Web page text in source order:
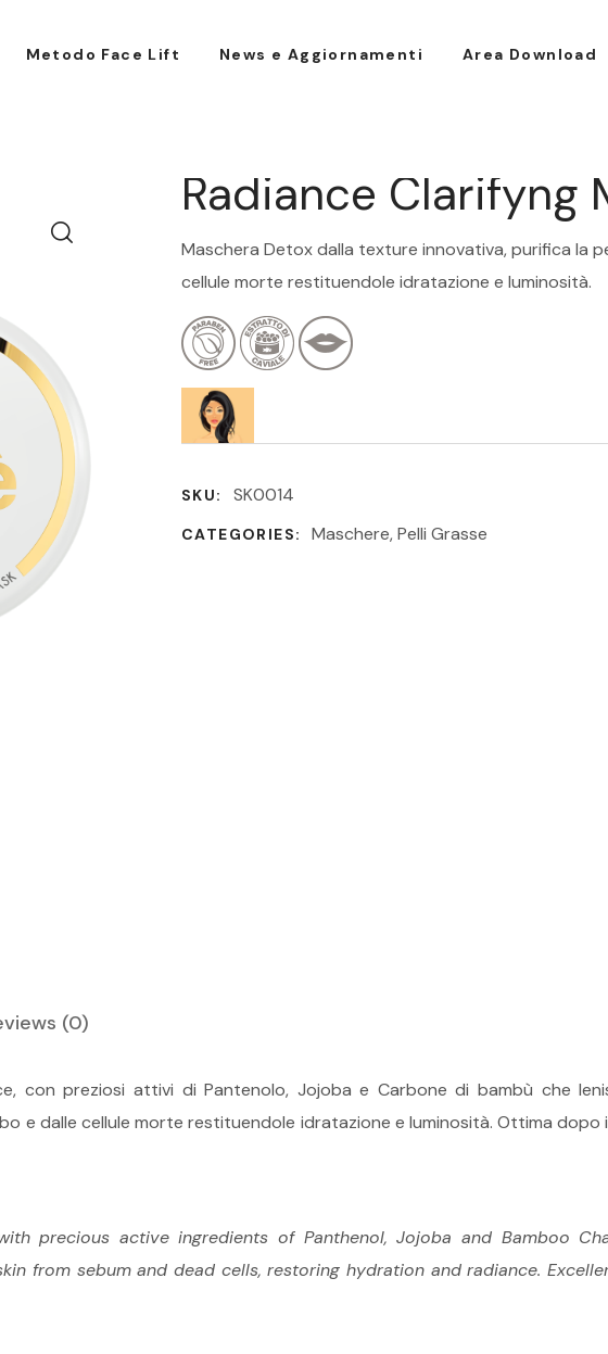
Metodo Face Lift News e Aggiornamenti Area Download
Radiance Clarifyng
Maschera Detox dalla texture innovativa, purifica la
cellule morte restituendole idratazione e luminosità.
SKU: SK0014
CATEGORIES: Maschere,Pelli Grasse
(0)
con preziosi attivi di Pantenolo, Jojoba e Carbone di bambù che
e dalle cellule morte restituendole idratazione e luminosità. Ottima
precious active ingredients of Panthenol, Jojoba and Bamboo
from sebum and dead cells, restoring hydration and radiance.